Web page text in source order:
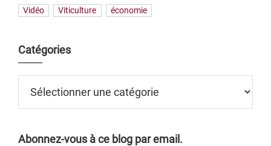
Vidéo
Viticulture économie
Catégories
Abonnez-vous à ce blog par email.